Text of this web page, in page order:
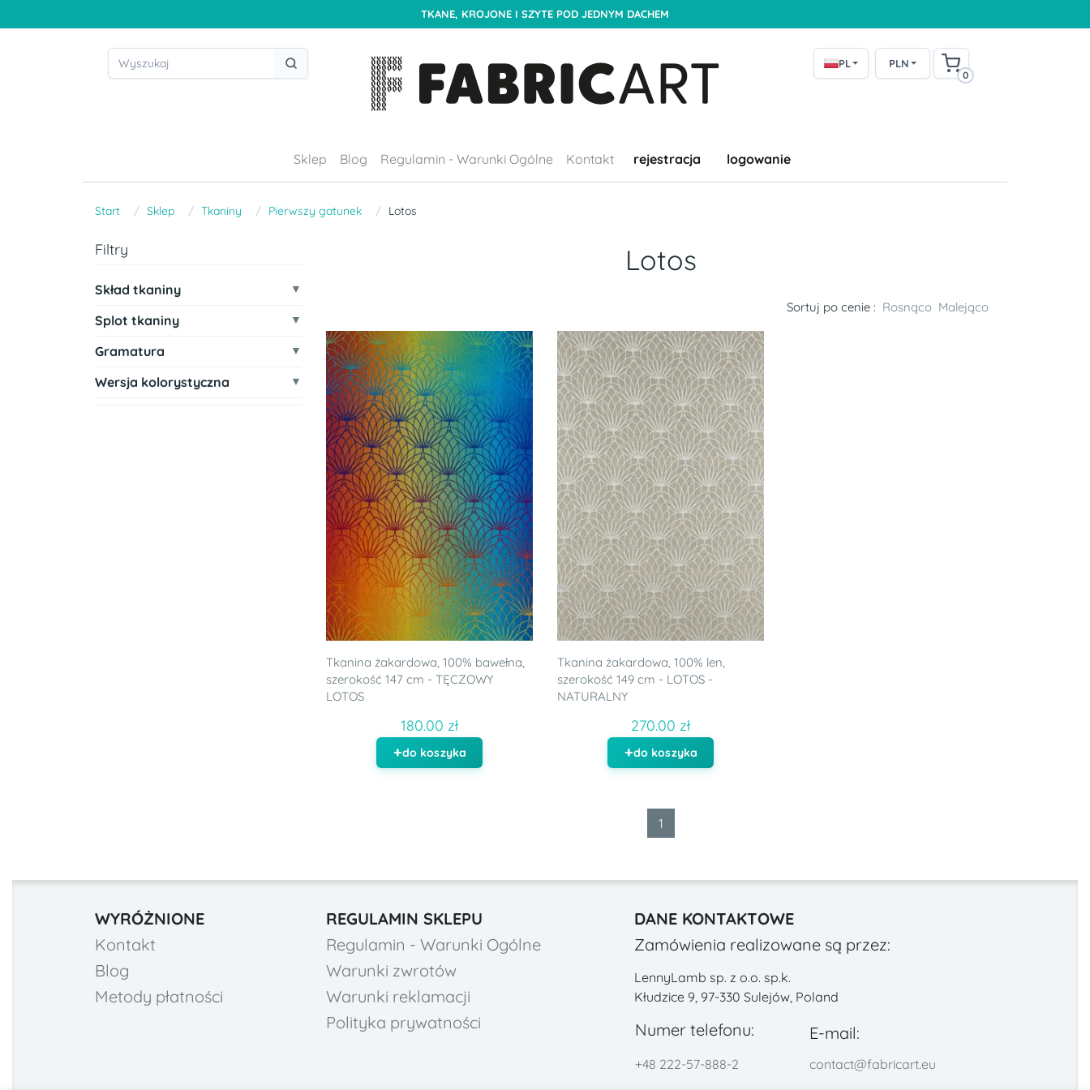
TKANE, KROJONE I SZYTE POD JEDNYM DACHEM
PL PLN
0
Sklep Blog Regulamin - Warunki Ogólne Kontakt rejestracja logowanie
Start Sklep Tkaniny Pierwszy gatunek Lotos
Filtry
Skład tkaniny
Splot tkaniny
Gramatura
Wersja kolorystyczna
Lotos
Sortuj po cenie : Rosnąco Malejąco
Tkanina żakardowa, 100% bawełna,
szerokość 147 cm - TĘCZOWY
LOTOS
180.00 zł
do koszyka
Tkanina żakardowa, 100% len,
szerokość 149 cm - LOTOS -
NATURALNY
270.00 zł
do koszyka
1
WYRÓŻNIONE
Kontakt
Blog
Metody płatności
REGULAMIN SKLEPU
Regulamin - Warunki Ogólne
Warunki zwrotów
Warunki reklamacji
Polityka prywatności
DANE KONTAKTOWE
Zamówienia realizowane są przez:
LennyLamb sp. z o.o. sp.k.
Kłudzice 9, 97-330 Sulejów, Poland
Numer telefonu: E-mail:
+48 222-57-888-2 contact@fabricart.eu